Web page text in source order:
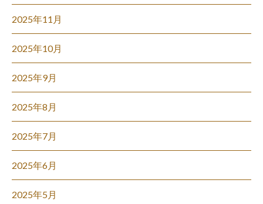
2025年11月
2025年10月
2025年9月
2025年8月
2025年7月
2025年6月
2025年5月